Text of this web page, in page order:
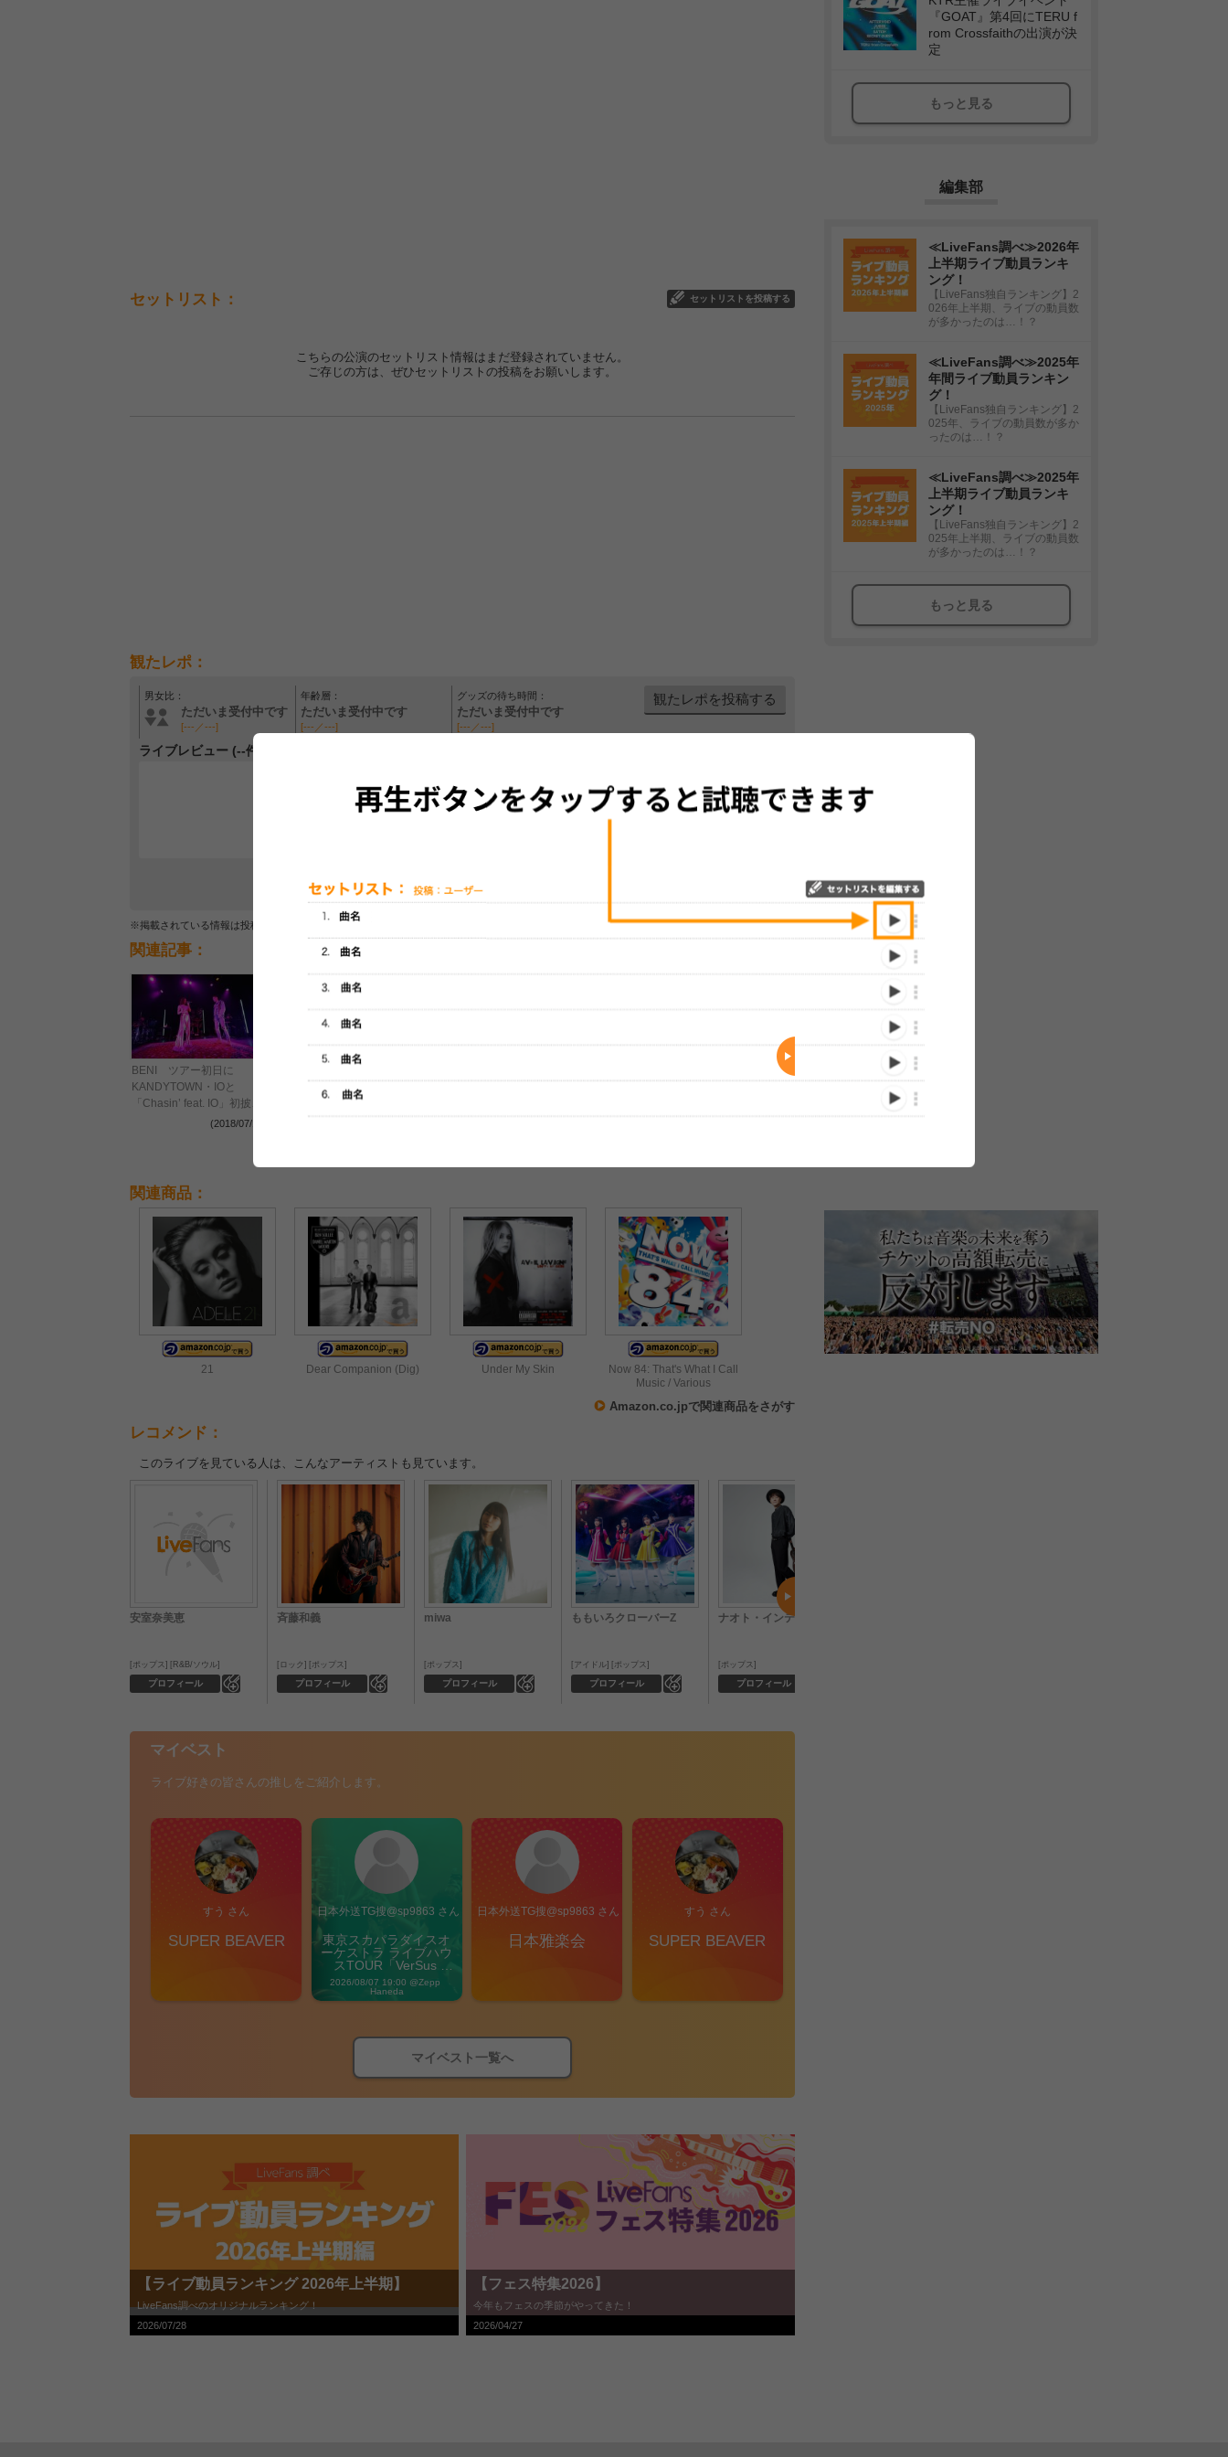
セットリストを投稿する
セットリスト：
こちらの公演のセットリスト情報はまだ登録されていません。
ご存じの方は、ぜひセットリストの投稿をお願いします。
観たレポ：
男女比：
ただいま受付中です
[---／---]
年齢層：
ただいま受付中です
[---／---]
グッズの待ち時間：
ただいま受付中です
[---／---]
観たレポを投稿する
ライブレビュー (--件)
レビューはまだ投稿されていません。
最初のレビューを投稿してみませんか？
レビューを投稿する
※掲載されている情報は投稿されたデータを集計したもので、実際のライブとは異なる場合があります。
関連記事：
BENI ツアー初日に
KANDYTOWN・IOと
「Chasin’ feat. IO」初披
露、追加公演の開催も発表
(2018/07/17)
Unplugged」セットリスト
BENI、父娘の愛情を描き
九州男主催イベント
三弾アーティスト発
関連商品：
21 Dear Companion (Dig) Under My Skin
Now 84: That's What I Call
Music / Various
Amazon.co.jpで関連商品をさがす
レコメンド：
このライブを見ている人は、こんなアーティストも見ています。
安室奈美恵
プロフィール
ポップス R&B/ソウル
斉藤和義
プロフィール
ロック ポップス
miwa
プロフィール
ポップス
ももいろクローバーZ
プロフィール
アイドル ポップス
ナオト・インティライミ
プロフィール
ポップス
マイベスト
ライブ好きの皆さんの推しをご紹介します。
すう さん
SUPER BEAVER
日本外送TG搜@sp9863 さん
東京スカパラダイスオ
ーケストラ ライブハウ
スTOUR「VerSus
Carnival」
2026/08/07 19:00 @Zepp
Haneda
日本外送TG搜@sp9863 さん
日本雅楽会
すう さん
SUPER BEAVER
マイベスト一覧へ
【ライブ動員ランキング 2026年上半期】
LiveFans調べのオリジナルランキング！
2026/07/28
【フェス特集2026】
今年もフェスの季節がやってきた！
2026/04/27
『GOAT』第4回にTERU f
rom Crossfaithの出演が決
定
もっと見る
編集部
≪LiveFans調べ≫2026年
上半期ライブ動員ランキ
ング！
【LiveFans独自ランキング】2
026年上半期、ライブの動員数
が多かったのは…！？
≪LiveFans調べ≫2025年
年間ライブ動員ランキン
グ！
【LiveFans独自ランキング】2
025年、ライブの動員数が多か
ったのは…！？
≪LiveFans調べ≫2025年
上半期ライブ動員ランキ
ング！
【LiveFans独自ランキング】2
025年上半期、ライブの動員数
が多かったのは…！？
もっと見る